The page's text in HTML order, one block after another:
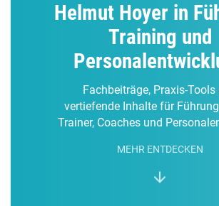
Helmut Hoyer in
Training und
Fachbeiträge, Praxis-Tools
vertiefende Inhalte für
Trainer, Coaches und
MEHR ENTDECKEN